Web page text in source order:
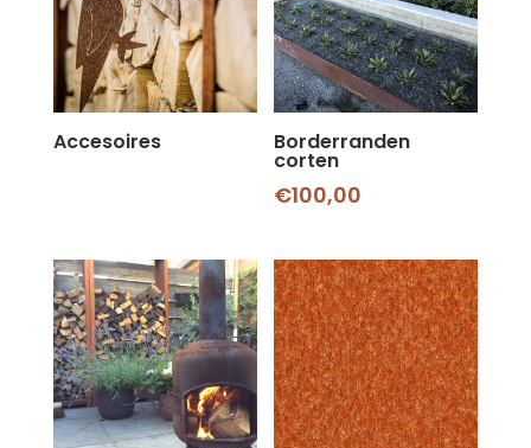
Accesoires Borderranden
corten
€100,00